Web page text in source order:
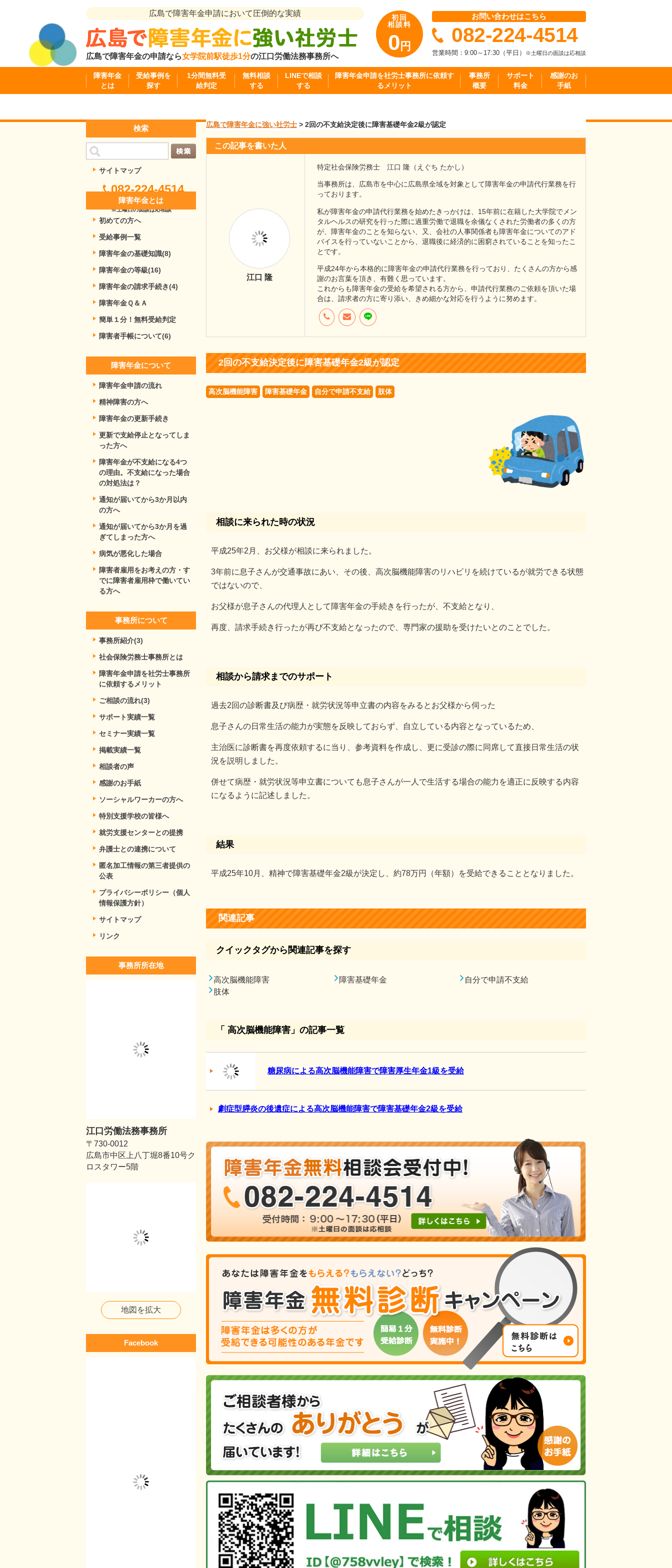
広島で障害年金申請において圧倒的な実績
広島で障害年金の申請なら女学院前駅徒歩1分の江口労働法務事務所へ
初回
相談料
0 円
お問い合わせはこちら
082-224-4514
営業時間：9:00～17:30（平日） ※土曜日の面談は応相談
障害年金
とは
受給事例を
探す
1分間無料受
給判定
無料相談
する
LINEで相談
する
障害年金申請を社労士事務所に依頼す
るメリット
事務所
概要
サポート
料金
感謝のお
手紙
広島で障害年金に強い社労士 > 2回の不支給決定後に障害基礎年金2級が認定
この記事を書いた人
江口 隆
特定社会保険労務士 江口 隆（えぐち たかし）
当事務所は、広島市を中心に広島県全域を対象として障害年金の申請代行業務を行
っております。
私が障害年金の申請代行業務を始めたきっかけは、15年前に在籍した大学院でメン
タルヘルスの研究を行った際に過重労働で退職を余儀なくされた労働者の多くの方
が、障害年金のことを知らない、又、会社の人事関係者も障害年金についてのアド
バイスを行っていないことから、退職後に経済的に困窮されていることを知ったこ
とです。
平成24年から本格的に障害年金の申請代行業務を行っており、たくさんの方から感
謝のお言葉を頂き、有難く思っています。
これからも障害年金の受給を希望される方から、申請代行業務のご依頼を頂いた場
合は、請求者の方に寄り添い、きめ細かな対応を行うように努めます。
2回の不支給決定後に障害基礎年金2級が認定
高次脳機能障害 障害基礎年金 自分で申請不支給 肢体
相談に来られた時の状況
平成25年2月、お父様が相談に来られました。
3年前に息子さんが交通事故にあい、その後、高次脳機能障害のリハビリを続けているが就労できる状態
ではないので、
お父様が息子さんの代理人として障害年金の手続きを行ったが、不支給となり、
再度、請求手続き行ったが再び不支給となったので、専門家の援助を受けたいとのことでした。
相談から請求までのサポート
過去2回の診断書及び病歴・就労状況等申立書の内容をみるとお父様から伺った
息子さんの日常生活の能力が実態を反映しておらず、自立している内容となっているため、
主治医に診断書を再度依頼するに当り、参考資料を作成し、更に受診の際に同席して直接日常生活の状
況を説明しました。
併せて病歴・就労状況等申立書についても息子さんが一人で生活する場合の能力を適正に反映する内容
になるように記述しました。
結果
平成25年10月、精神で障害基礎年金2級が決定し、約78万円（年額）を受給できることとなりました。
関連記事
クイックタグから関連記事を探す
高次脳機能障害 障害基礎年金
自分で申請不支給
肢体
「 高次脳機能障害」の記事一覧
糖尿病による高次脳機能障害で障害厚生年金1級を受給
劇症型膵炎の後遺症による高次脳機能障害で障害基礎年金2級を受給
検索
サイトマップ
082-224-4514
受付時間：9:00～17:30
※土曜日の面談は応相談
障害年金とは
初めての方へ
受給事例一覧
障害年金の基礎知識(8)
障害年金の等級(16)
障害年金の請求手続き(4)
障害年金Ｑ＆Ａ
簡単１分！無料受給判定
障害者手帳について(6)
障害年金について
障害年金申請の流れ
精神障害の方へ
障害年金の更新手続き
更新で支給停止となってしま
った方へ
障害年金が不支給になる4つ
の理由。不支給になった場合
の対処法は？
通知が届いてから3か月以内
の方へ
通知が届いてから3か月を過
ぎてしまった方へ
病気が悪化した場合
障害者雇用をお考えの方・す
でに障害者雇用枠で働いてい
る方へ
事務所について
事務所紹介(3)
社会保険労務士事務所とは
障害年金申請を社労士事務所
に依頼するメリット
ご相談の流れ(3)
サポート実績一覧
セミナー実績一覧
掲載実績一覧
相談者の声
感謝のお手紙
ソーシャルワーカーの方へ
特別支援学校の皆様へ
就労支援センターとの提携
弁護士との連携について
匿名加工情報の第三者提供の
公表
プライバシーポリシー（個人
情報保護方針）
サイトマップ
リンク
事務所所在地
江口労働法務事務所
〒730-0012
広島市中区上八丁堀8番10号ク
ロスタワー5階
地図を拡大
Facebook